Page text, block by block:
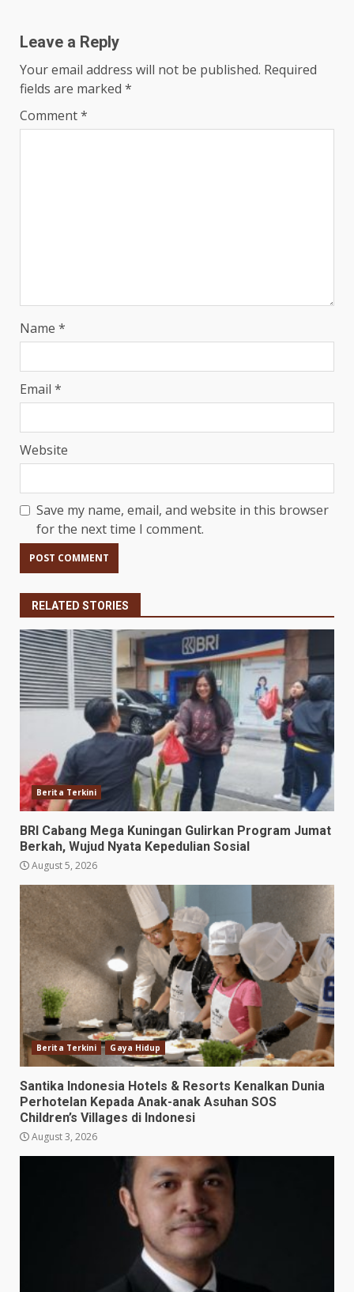
Leave a Reply
Your email address will not be published. Required
fields are marked *
Comment*
Name *
Email *
Website
Save my name, email, and website in this browser
for the next time I comment.
RELATED STORIES
Berita Terkini
BRI Cabang Mega Kuningan Gulirkan Program Jumat
Berkah, Wujud Nyata Kepedulian Sosial
August 5, 2026
Berita Terkini Gaya Hidup
Santika Indonesia Hotels & Resorts Kenalkan Dunia
Perhotelan Kepada Anak-anak Asuhan SOS
Children’s Villages di Indonesi
August 3, 2026